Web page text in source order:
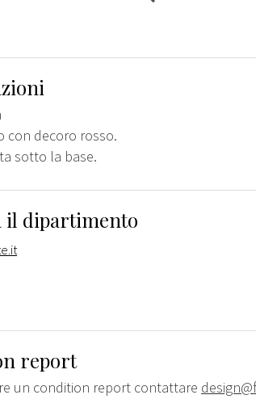
con decoro rosso.
sotto la base.
il dipartimento
report
un condition report contattare